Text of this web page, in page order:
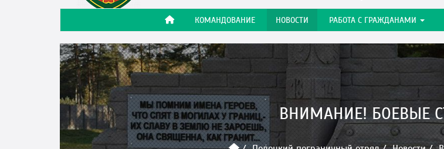
КОМАНДОВАНИЕ НОВОСТИ РАБОТА C ГРАЖДАНАМИ
ВНИМАНИЕ! БОЕВЫЕ